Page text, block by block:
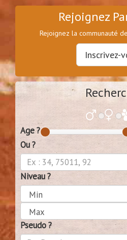
Rejoignez
Rejoignez la communauté
Inscrivez-
Age ?
Ou ?
Niveau ?
Pseudo ?